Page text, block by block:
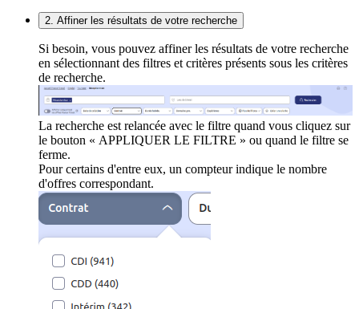
2. Affiner les résultats de votre recherche
Si besoin, vous pouvez affiner les résultats de votre recherche
en sélectionnant des filtres et critères présents sous les critères
de recherche.
La recherche est relancée avec le filtre quand vous cliquez sur
le bouton « APPLIQUER LE FILTRE » ou quand le filtre se
ferme.
Pour certains d'entre eux, un compteur indique le nombre
d'offres correspondant.